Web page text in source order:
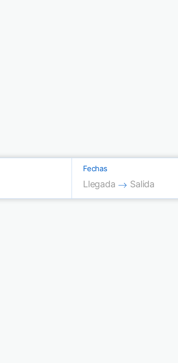
Fechas
Press the down
Llegada
Press the
Salida